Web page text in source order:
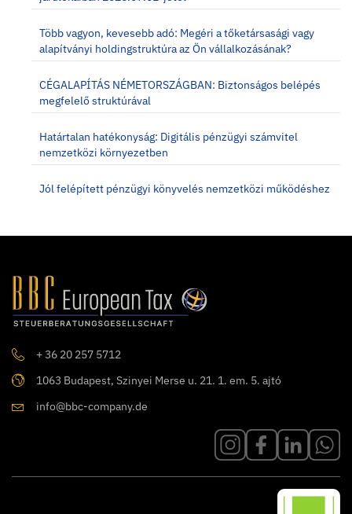
Több vagyon, kevesebb adó: Megéri a tőketársasági vagy
alapítványi holdingstruktúra az Ön vállalkozásának?
CÉGALAPÍTÁS NÉMETORSZÁGBAN: Biztonságos belépés
megfelelő struktúrával
Határtalan hatékonyság: Digitális pénzügyi számvitel
nemzetközi környezetben
Jól felépített pénzügyi könyvelés nemzetközi működéshez
+ 36 20 257 5712
1063 Budapest, Szinyei Merse u. 21. 1. em. 5. ajtó
info@bbc-company.de